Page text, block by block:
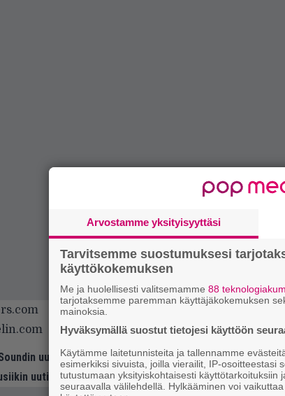
uutiskirje ja tiedät mistä kahvitauolla puhutaan!
uutiset ja puheenaiheet suoraan sähköpostiin tästä.
Arvostamme yksityisyyttäsi
Tarvitsemme suostumuksesi
käyttökokemuksen
Me ja huolellisesti valitsemamme 88
tarjotaksemme paremman käyttäjäkokemuksen
mainoksia.
Hyväksymällä suostut tietojesi käyttöön
Käytämme laitetunnisteita ja tallennamme
esimerkiksi sivuista, joilla vierailit, IP-osoitteestasi
tutustumaan yksityiskohtaisesti käyttötarkoituksiin
seuraavalla välilehdellä. Hylkääminen voi